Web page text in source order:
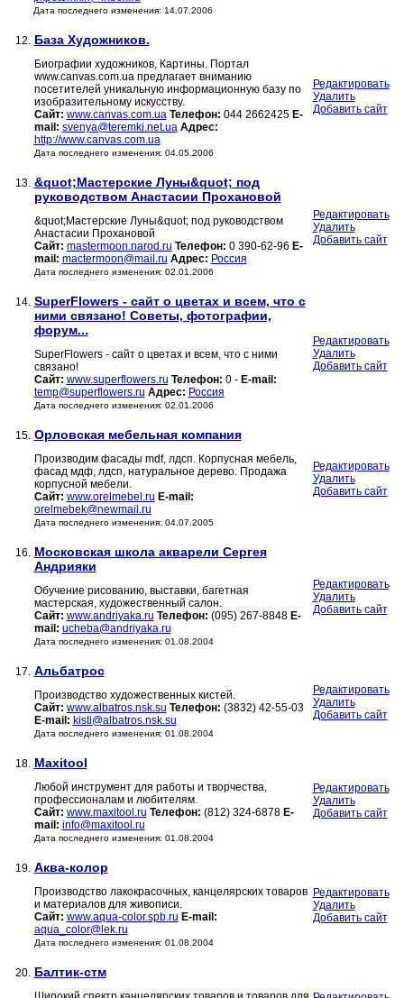
Дата последнего изменения: 14.07.2006
12. База Художников.
Биографии художников, Картины. Портал
www.canvas.com.ua предлагает вниманию
посетителей уникальную информационную базу по
изобразительному искусству.
Сайт: www.canvas.com.ua Телефон: 044 2662425 E-
mail: svenya@teremki.net.ua Адрес:
http://www.canvas.com.ua
Дата последнего изменения: 04.05.2006
Редактировать
Удалить
Добавить сайт
13. &quot;Мастерские Луны&quot; под
руководством Анастасии Прохановой
&quot;Мастерские Луны&quot; под руководством
Анастасии Прохановой
Сайт: mastermoon.narod.ru Телефон: 0 390-62-96 E-
mail: mactermoon@mail.ru Адрес: Россия
Дата последнего изменения: 02.01.2006
Редактировать
Удалить
Добавить сайт
14. SuperFlowers - сайт о цветах и всем, что с
ними связано! Советы, фотографии,
форум...
SuperFlowers - сайт о цветах и всем, что с ними
связано!
Сайт: www.superflowers.ru Телефон: 0 - E-mail:
temp@superflowers.ru Адрес: Россия
Дата последнего изменения: 02.01.2006
Редактировать
Удалить
Добавить сайт
15. Орловская мебельная компания
Производим фасады mdf, лдсп. Корпусная мебель,
фасад мдф, лдсп, натуральное дерево. Продажа
корпусной мебели.
Сайт: www.orelmebel.ru E-mail:
orelmebek@newmail.ru
Дата последнего изменения: 04.07.2005
Редактировать
Удалить
Добавить сайт
16. Московская школа акварели Сергея
Андрияки
Обучение рисованию, выставки, багетная
мастерская, художественный салон.
Сайт: www.andriyaka.ru Телефон: (095) 267-8848 E-
mail: ucheba@andriyaka.ru
Дата последнего изменения: 01.08.2004
Редактировать
Удалить
Добавить сайт
17. Альбатрос
Производство художественных кистей.
Сайт: www.albatros.nsk.su Телефон: (3832) 42-55-03
E-mail: kisti@albatros.nsk.su
Дата последнего изменения: 01.08.2004
Редактировать
Удалить
Добавить сайт
18. Maxitool
Любой инструмент для работы и творчества,
профессионалам и любителям.
Сайт: www.maxitool.ru Телефон: (812) 324-6878 E-
mail: info@maxitool.ru
Дата последнего изменения: 01.08.2004
Редактировать
Удалить
Добавить сайт
19. Аква-колор
Производство лакокрасочных, канцелярских товаров
и материалов для живописи.
Сайт: www.aqua-color.spb.ru E-mail:
aqua_color@lek.ru
Дата последнего изменения: 01.08.2004
Редактировать
Удалить
Добавить сайт
20. Балтик-стм